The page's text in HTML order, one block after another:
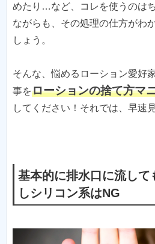
めたり…など、コレを使うのは
ながらも、その処理の仕方がわ
しょう。
そんな、悩めるローション愛好
事をローションの捨て方マ
してください！それでは、早速
基本的に排水口に流して
しシリコン系はNG